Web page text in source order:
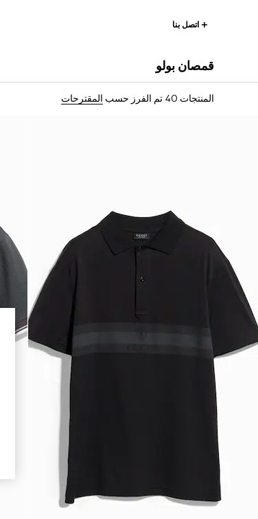
اتصل بنا
قمصان بولو
المنتجات 40 تم الفرز حسب المقترحات